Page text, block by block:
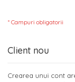
Client nou
Crearea unui cont